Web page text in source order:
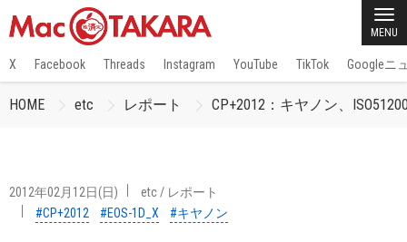
MENU
X Facebook Threads Instagram YouTube TikTok Googleニ
HOME etc レポート CP+2012：キヤノン、
2012年02月12日(日) etc/ レポート
#CP+2012
#EOS-1D_X #キヤノン